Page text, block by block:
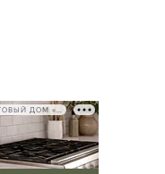
РЕКЛАМА • ООО СТРОИТЕЛЬНЫЙ ТОРГОВЫЙ ДОМ «ПЕТРОВИЧ», ИНН 7802348846